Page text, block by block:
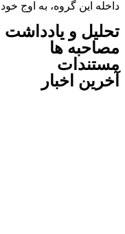
این گروه، به اوج خود رسیده
و یادداشت
ها
اخبار